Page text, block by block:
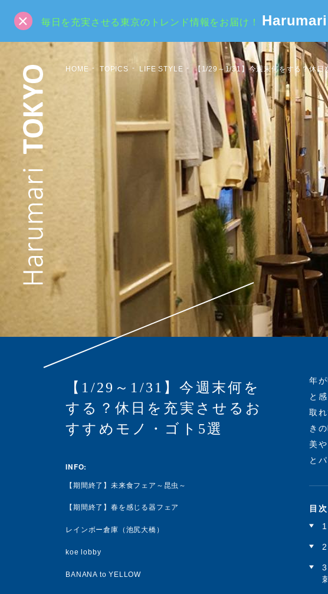
毎日を充実させる東京のトレンド情報をお届け！
HOME TOPICS LIFE STYLE 【1/29～1/31】今週末何をする？休日
【1/29～1/31】今週末何を
する？休日を充実させるお
すすめモノ・ゴト5選
INFO:
【期間終了】未来食フェア～昆虫～
【期間終了】春を感じる器フェア
レインボー倉庫（池尻大橋）
koe lobby
BANANA to YELLOW
年
と
取
き
美
と
目次